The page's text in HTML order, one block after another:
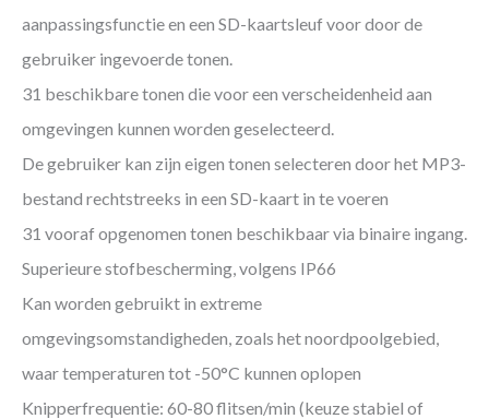
aanpassingsfunctie en een SD-kaartsleuf voor door de
gebruiker ingevoerde tonen.
31 beschikbare tonen die voor een verscheidenheid aan
omgevingen kunnen worden geselecteerd.
De gebruiker kan zijn eigen tonen selecteren door het MP3-
bestand rechtstreeks in een SD-kaart in te voeren
31 vooraf opgenomen tonen beschikbaar via binaire ingang.
Superieure stofbescherming, volgens IP66
Kan worden gebruikt in extreme
omgevingsomstandigheden, zoals het noordpoolgebied,
waar temperaturen tot -50°C kunnen oplopen
Knipperfrequentie: 60-80 flitsen/min (keuze stabiel of